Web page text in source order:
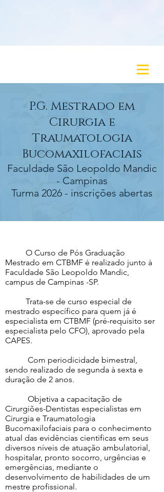
P.G. Mestrado em
Cirurgia e
Traumatologia
Bucomaxilofaciais
Faculdade São Leopoldo Mandic
- Campinas
Turma 2026 - inscrições abertas
O Curso de Pós Graduação
Mestrado em CTBMF é realizado junto à
Faculdade São Leopoldo Mandic,
campus de Campinas -SP.
Trata-se de curso especial de
mestrado específico para quem já é
especialista em CTBMF (pré-requisito ser
especialista pelo CFO), aprovado pela
CAPES.
Com periodicidade bimestral,
sendo realizado de segunda à sexta e
duração de 2 anos.
Objetiva a capacitação de
Cirurgiões-Dentistas especialistas em
Cirurgia e Traumatologia
Bucomaxilofaciais para o conhecimento
atual das evidências cientificas em seus
diversos níveis de atuação ambulatorial,
hospitalar, pronto socorro, urgências e
emergências, mediante o
desenvolvimento de habilidades de um
mestre profissional.